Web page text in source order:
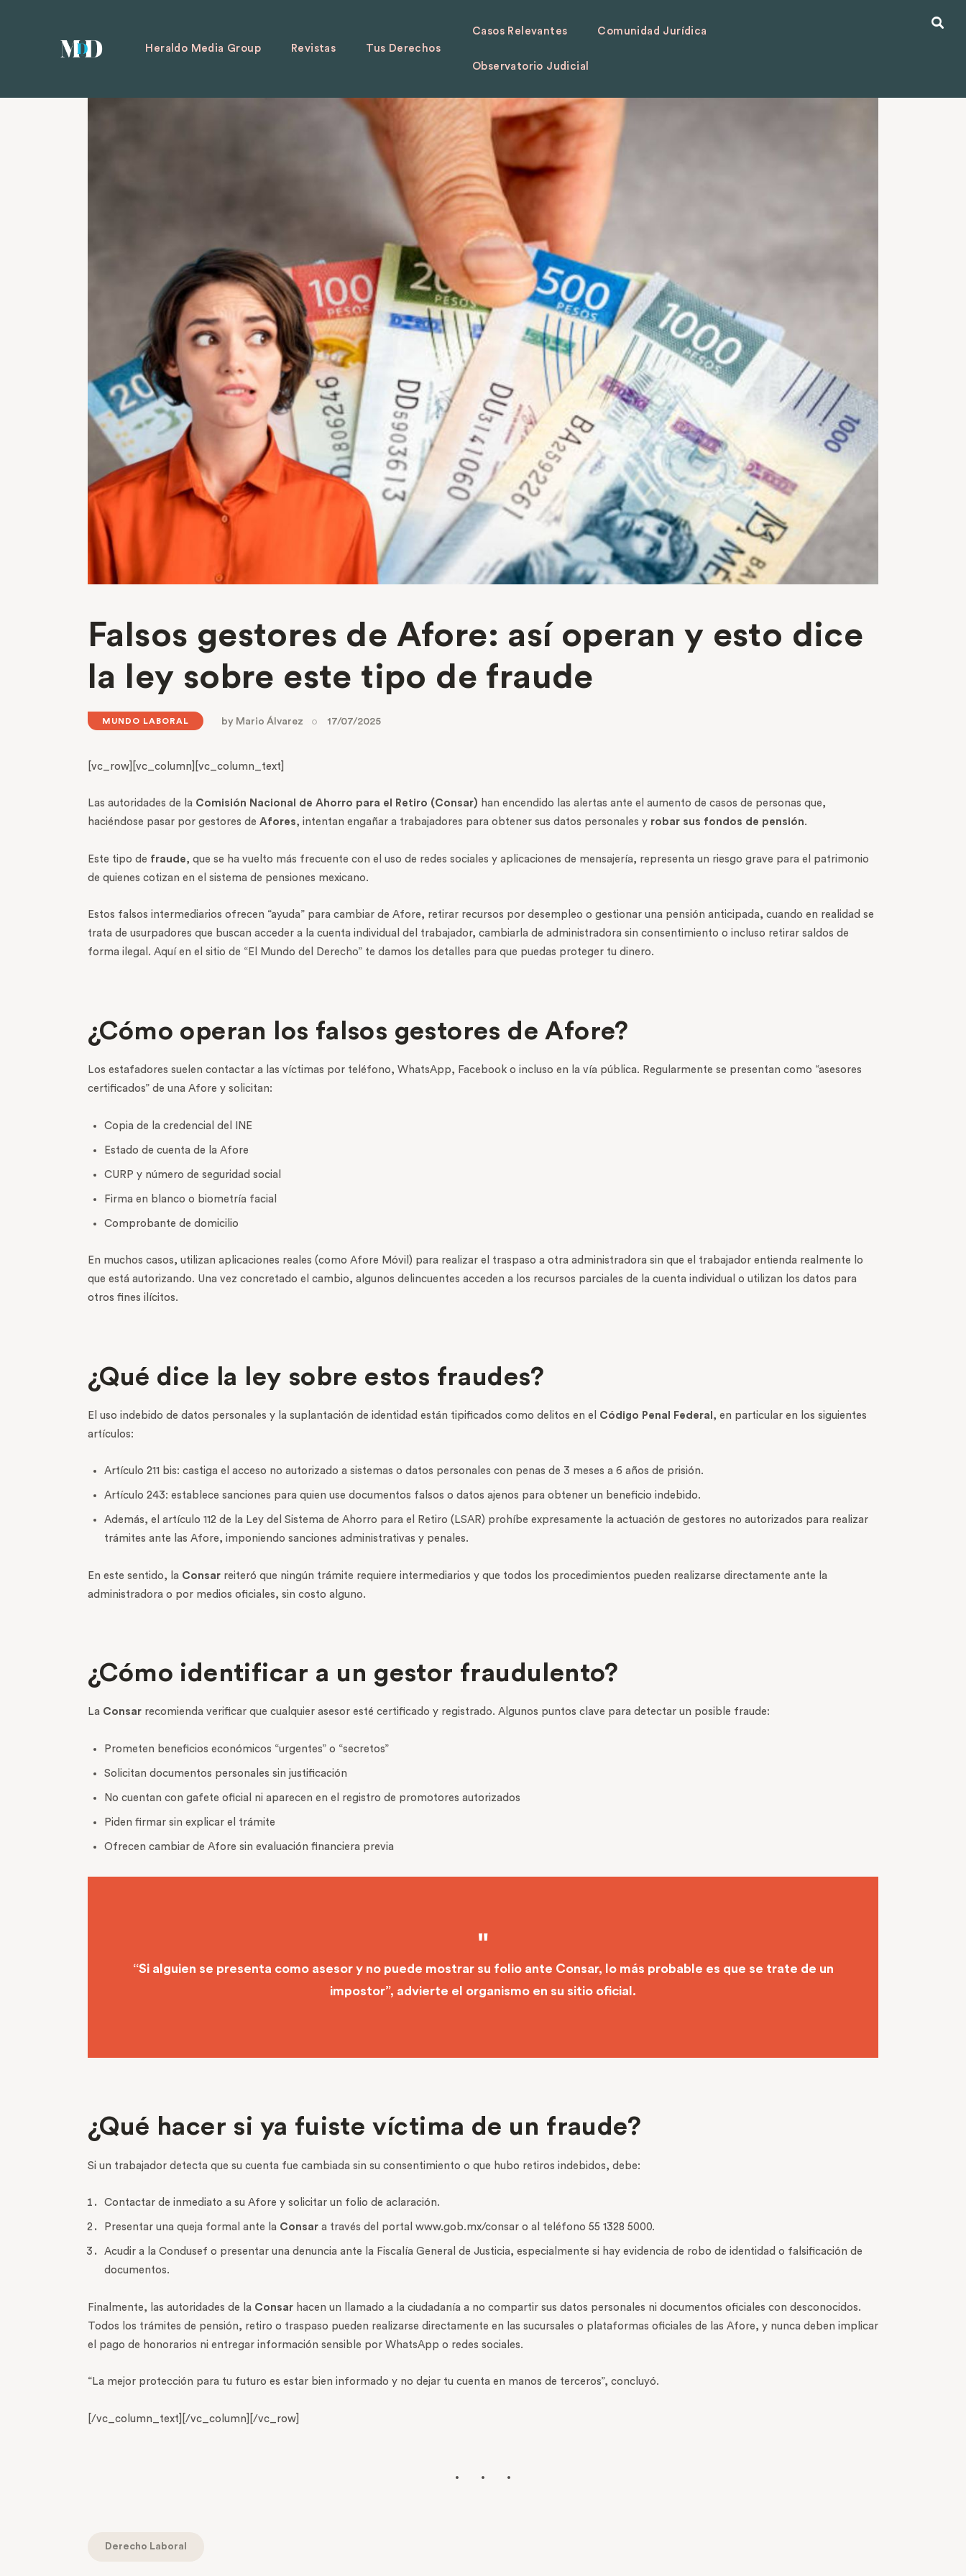
Heraldo Media Group Revistas Tus Derechos
Casos Relevantes Comunidad Jurídica
Observatorio Judicial
Falsos gestores de Afore: así operan y esto dice
la ley sobre este tipo de fraude
MUNDO LABORAL by Mario Álvarez 17/07/2025
[vc_row][vc_column][vc_column_text]
Las autoridades de la Comisión Nacional de Ahorro para el Retiro (Consar) han encendido las alertas ante el aumento de casos de personas que,
haciéndose pasar por gestores de Afores, intentan engañar a trabajadores para obtener sus datos personales y robar sus fondos de pensión.
Este tipo de fraude, que se ha vuelto más frecuente con el uso de redes sociales y aplicaciones de mensajería, representa un riesgo grave para el patrimonio
de quienes cotizan en el sistema de pensiones mexicano.
Estos falsos intermediarios ofrecen “ayuda” para cambiar de Afore, retirar recursos por desempleo o gestionar una pensión anticipada, cuando en realidad se
trata de usurpadores que buscan acceder a la cuenta individual del trabajador, cambiarla de administradora sin consentimiento o incluso retirar saldos de
forma ilegal. Aquí en el sitio de “El Mundo del Derecho” te damos los detalles para que puedas proteger tu dinero.
¿Cómo operan los falsos gestores de Afore?
Los estafadores suelen contactar a las víctimas por teléfono, WhatsApp, Facebook o incluso en la vía pública. Regularmente se presentan como “asesores
certificados” de una Afore y solicitan:
Copia de la credencial del INE
Estado de cuenta de la Afore
CURP y número de seguridad social
Firma en blanco o biometría facial
Comprobante de domicilio
En muchos casos, utilizan aplicaciones reales (como Afore Móvil) para realizar el traspaso a otra administradora sin que el trabajador entienda realmente lo
que está autorizando. Una vez concretado el cambio, algunos delincuentes acceden a los recursos parciales de la cuenta individual o utilizan los datos para
otros fines ilícitos.
¿Qué dice la ley sobre estos fraudes?
El uso indebido de datos personales y la suplantación de identidad están tipificados como delitos en el Código Penal Federal , en particular en los siguientes
artículos:
Artículo 211 bis: castiga el acceso no autorizado a sistemas o datos personales con penas de 3 meses a 6 años de prisión.
Artículo 243: establece sanciones para quien use documentos falsos o datos ajenos para obtener un beneficio indebido.
Además, el artículo 112 de la Ley del Sistema de Ahorro para el Retiro (LSAR) prohíbe expresamente la actuación de gestores no autorizados para realizar
trámites ante las Afore, imponiendo sanciones administrativas y penales.
En este sentido, la Consar reiteró que ningún trámite requiere intermediarios y que todos los procedimientos pueden realizarse directamente ante la
administradora o por medios oficiales, sin costo alguno.
¿Cómo identificar a un gestor fraudulento?
La Consar recomienda verificar que cualquier asesor esté certificado y registrado. Algunos puntos clave para detectar un posible fraude:
Prometen beneficios económicos “urgentes” o “secretos”
Solicitan documentos personales sin justificación
No cuentan con gafete oficial ni aparecen en el registro de promotores autorizados
Piden firmar sin explicar el trámite
Ofrecen cambiar de Afore sin evaluación financiera previa
“Si alguien se presenta como asesor y no puede mostrar su folio ante Consar, lo más probable es que se trate de un
impostor”, advierte el organismo en su sitio oficial.
¿Qué hacer si ya fuiste víctima de un fraude?
Si un trabajador detecta que su cuenta fue cambiada sin su consentimiento o que hubo retiros indebidos, debe:
Contactar de inmediato a su Afore y solicitar un folio de aclaración.
Presentar una queja formal ante la Consara través del portal www.gob.mx/consar o al teléfono 55 1328 5000.
Acudir a la Condusef o presentar una denuncia ante la Fiscalía General de Justicia, especialmente si hay evidencia de robo de identidad o falsificación de
documentos.
Finalmente, las autoridades de la Consar hacen un llamado a la ciudadanía a no compartir sus datos personales ni documentos oficiales con desconocidos.
Todos los trámites de pensión, retiro o traspaso pueden realizarse directamente en las sucursales o plataformas oficiales de las Afore, y nunca deben implicar
el pago de honorarios ni entregar información sensible por WhatsApp o redes sociales.
“La mejor protección para tu futuro es estar bien informado y no dejar tu cuenta en manos de terceros”, concluyó.
[/vc_column_text][/vc_column][/vc_row]
Derecho Laboral